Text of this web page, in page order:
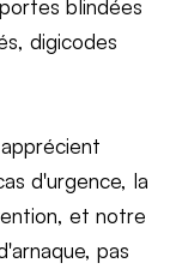
blindées
digicodes
d'urgence, la
et notre
pas